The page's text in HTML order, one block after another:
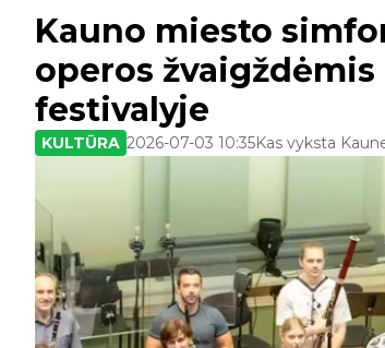
Kauno miesto
operos
festivalyje
KULTŪRA 2026-07-03 10:35Kas vyksta